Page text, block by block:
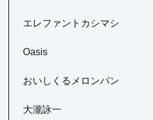
エレファントカシマシ
Oasis
おいしくるメロンパン
大瀧詠一